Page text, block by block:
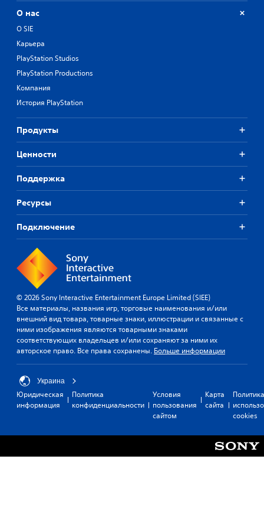
О нас
О SIE
Карьера
PlayStation Studios
PlayStation Productions
Компания
История PlayStation
Продукты
Ценности
Поддержка
Ресурсы
Подключение
© 2026 Sony Interactive Entertainment Europe Limited (SIEE)
Все материалы, названия игр, торговые наименования и/или
внешний вид товара, товарные знаки, иллюстрации и связанные с
ними изображения являются товарными знаками
соответствующих владельцев и/или сохраняют за ними их
авторское право. Все права сохранены. Больше информации
Украина
Юридическая
информация
Политика
конфиденциальности
Условия
пользования
сайтом
Карта
сайта
Политика
cookies